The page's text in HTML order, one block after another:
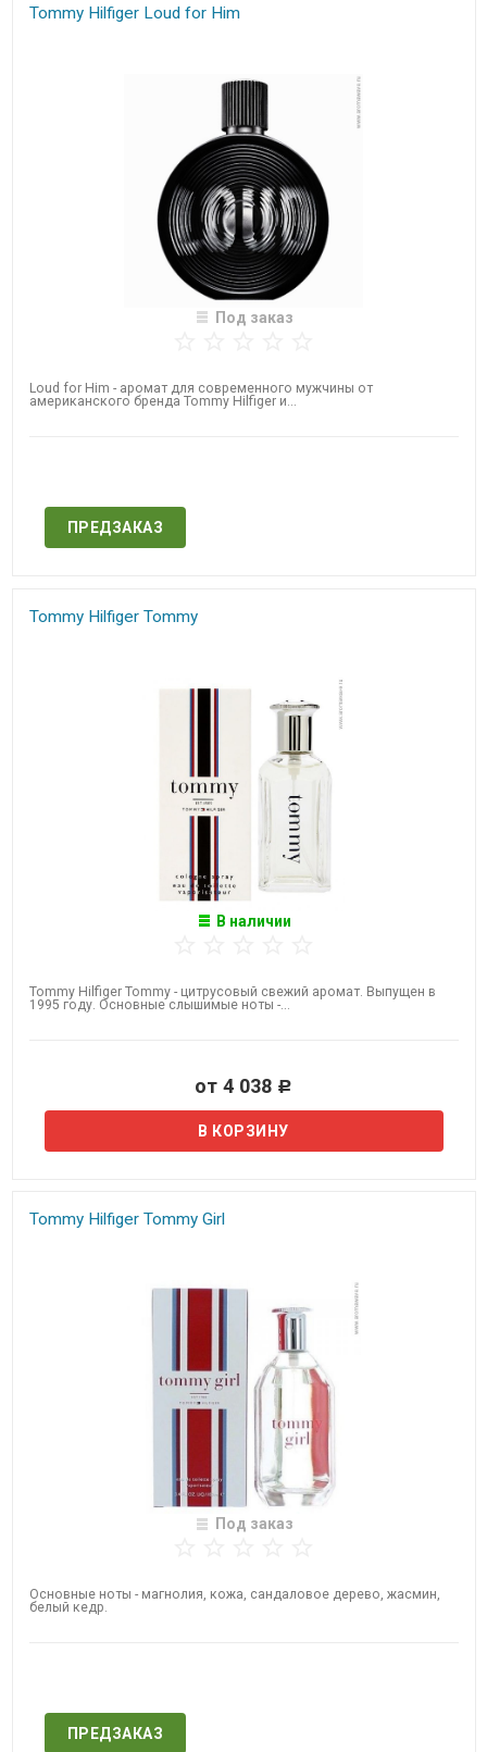
Tommy Hilfiger Loud for Him
Под заказ
Loud for Him - аромат для современного мужчины от
американского бренда ​Tommy Hilfiger​ и...
ПРЕДЗАКАЗ
Tommy Hilfiger Tommy
В наличии
Tommy Hilfiger Tommy - цитрусовый свежий аромат. Выпущен в
1995 году. Основные слышимые ноты -...
от 4 038 Р
Tommy Hilfiger Tommy Girl
Под заказ
Основные ноты - магнолия, кожа, сандаловое дерево, жасмин,
белый кедр.
ПРЕДЗАКАЗ